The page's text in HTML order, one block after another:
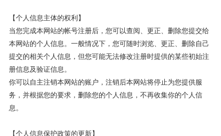
【个人信息主体的权利】
当您完成本网站的帐号注册后，您可以查阅、更正、删除您提交给
本网站的个人信息。一般情况下，您可随时浏览、更正、删除自己
提交的相关个人信息，但您可能无法修改注册时提供的某些初始注
册信息及验证信息。
你可以自主注销本网站的账户，注销后本网站将停止为您提供服
务，并根据您的要求，删除您的个人信息，不再收集你的个人信
息。
【个人信息保护政策的更新】